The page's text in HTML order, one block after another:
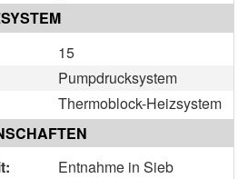
15
Pumpdrucksystem
Thermoblock-Heizsystem
Entnahme in Sieb